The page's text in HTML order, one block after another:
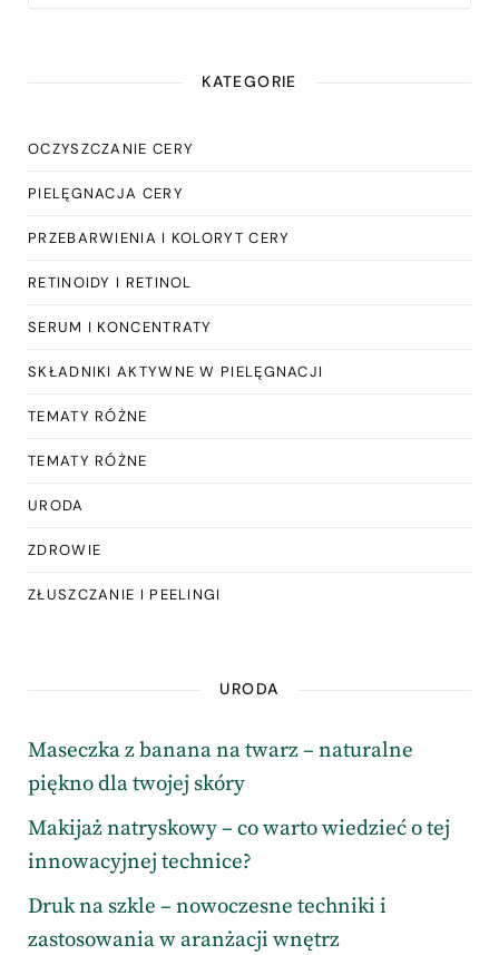
KATEGORIE
OCZYSZCZANIE CERY
PIELĘGNACJA CERY
PRZEBARWIENIA I KOLORYT CERY
RETINOIDY I RETINOL
SERUM I KONCENTRATY
SKŁADNIKI AKTYWNE W PIELĘGNACJI
TEMATY RÓŻNE
TEMATY RÓŻNE
URODA
ZDROWIE
ZŁUSZCZANIE I PEELINGI
URODA
Maseczka z banana na twarz – naturalne
piękno dla twojej skóry
Makijaż natryskowy – co warto wiedzieć o tej
innowacyjnej technice?
Druk na szkle – nowoczesne techniki i
zastosowania w aranżacji wnętrz